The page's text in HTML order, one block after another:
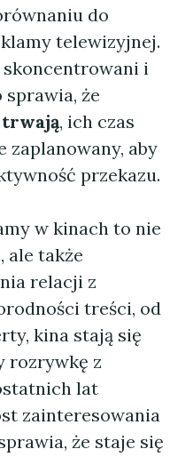
do
telewizyjnej.
i
że
, ich czas
aby
przekazu.
w kinach to nie
także
relacji z
treści, od
kina stają się
rozrywkę z
lat
zainteresowania
że staje się